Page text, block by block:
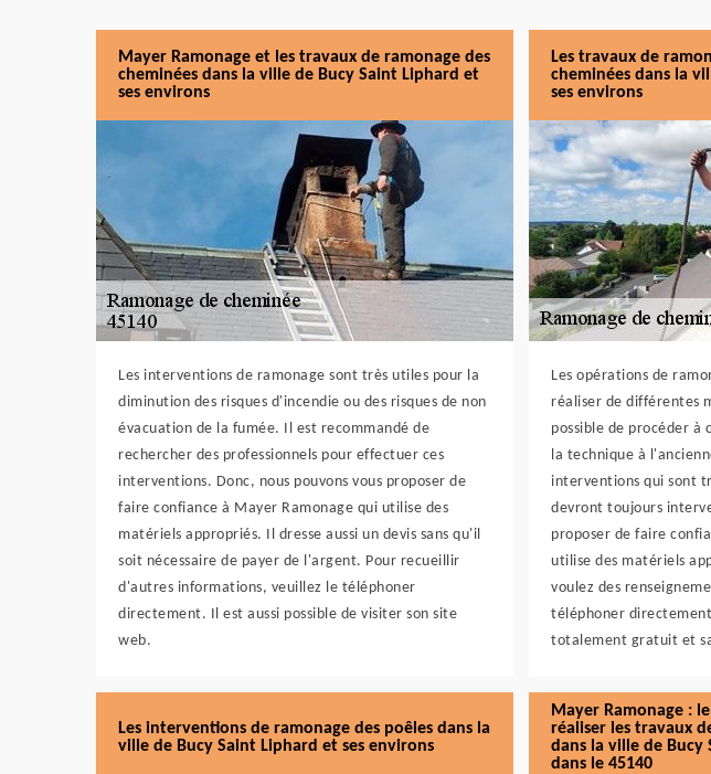
Mayer Ramonage et les travaux de ramonage des
cheminées dans la ville de Bucy Saint Liphard et
ses environs
Les interventions de ramonage sont très utiles pour la
diminution des risques d'incendie ou des risques de non
évacuation de la fumée. Il est recommandé de
rechercher des professionnels pour effectuer ces
interventions. Donc, nous pouvons vous proposer de
faire confiance à Mayer Ramonage qui utilise des
matériels appropriés. Il dresse aussi un devis sans qu'il
soit nécessaire de payer de l'argent. Pour recueillir
d'autres informations, veuillez le téléphoner
directement. Il est aussi possible de visiter son site
web.
Les travaux de
cheminées dans la
ses environs
Les opérations de
réaliser de différentes
possible de procéder à
la technique à
interventions qui sont
devront toujours
proposer de faire
utilise des matériels
voulez des
téléphoner
totalement gratuit et
Les interventions de ramonage des poêles dans la
ville de Bucy Saint Liphard et ses environs
Mayer Ramonage :
réaliser les travaux
dans la ville de Bucy
dans le 45140